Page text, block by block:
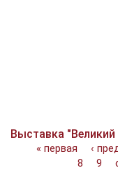
Выставка
Страницы
« первая ‹
8
9